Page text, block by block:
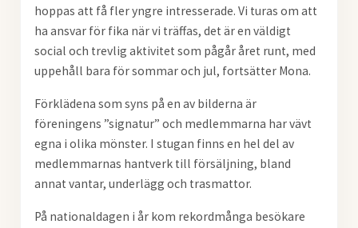
hoppas att få fler yngre intresserade. Vi turas om att
ha ansvar för fika när vi träffas, det är en väldigt
social och trevlig aktivitet som pågår året runt, med
uppehåll bara för sommar och jul, fortsätter Mona.
Förklädena som syns på en av bilderna är
föreningens ”signatur” och medlemmarna har vävt
egna i olika mönster. I stugan finns en hel del av
medlemmarnas hantverk till försäljning, bland
annat vantar, underlägg och trasmattor.
På nationaldagen i år kom rekordmånga besökare